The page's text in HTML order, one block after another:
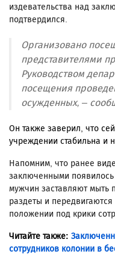
издевательства над
подтвердился.
Организовано
представителями
Руководством
посещения
осужденных, –
Он также заверил, что
учреждении стабильна и
Напомним, что ранее
заключенными
мужчин заставляют мыть
раздеты и
положении под крики
Читайте также:
сотрудников колонии в